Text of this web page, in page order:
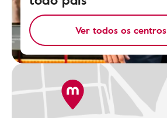
Ver todos os centros